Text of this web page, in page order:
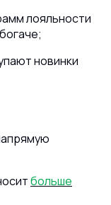
лояльности
новинки
больше